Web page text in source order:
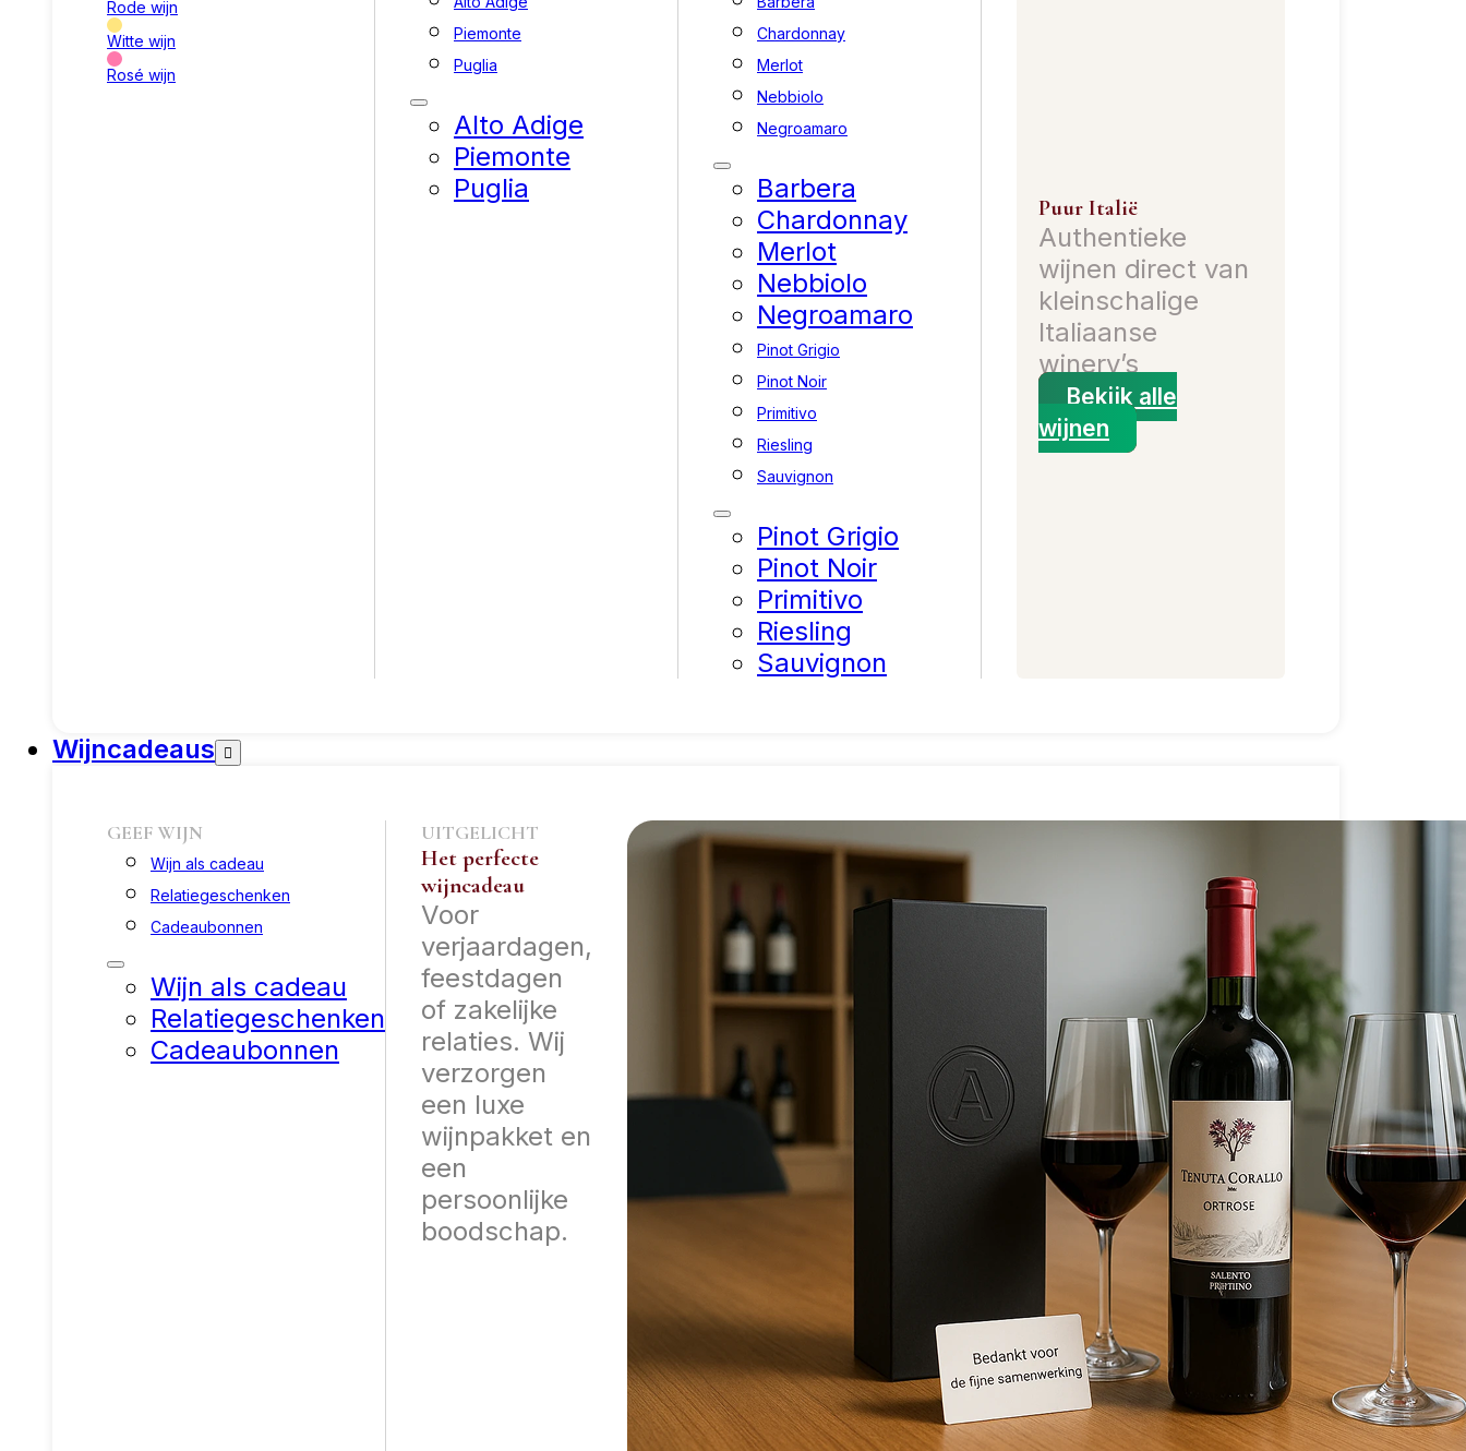
Rode wijn
Witte wijn
Rosé wijn
Piemonte
Puglia
Alto Adige
Piemonte
Puglia
Chardonnay
Merlot
Nebbiolo
Negroamaro
Barbera
Chardonnay
Merlot
Nebbiolo
Negroamaro
Pinot Grigio
Pinot Noir
Primitivo
Riesling
Sauvignon
Pinot Grigio
Pinot Noir
Primitivo
Riesling
Sauvignon
Puur Italië
Authentieke
wijnen direct van
kleinschalige
Italiaanse
winery’s
Bekijk alle
wijnen
Wijncadeaus
GEEF WIJN
Wijn als cadeau
Relatiegeschenken
Cadeaubonnen
Wijn als cadeau
Relatiegeschenken
Cadeaubonnen
UITGELICHT
Het perfecte
wijncadeau
Voor
verjaardagen,
feestdagen
of zakelijke
relaties. Wij
verzorgen
een luxe
wijnpakket en
een
persoonlijke
boodschap.